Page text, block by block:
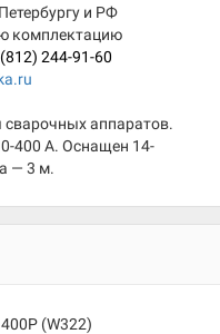
и РФ
комплектацию
244-91-60
аппаратов.
400 А. Оснащен 14-
— 3 м.
(W322)